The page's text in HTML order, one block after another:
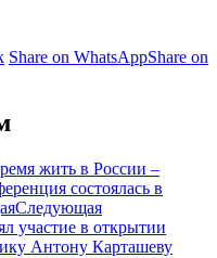
Share on WhatsAppShare on
жить в России –
состоялась в
Следующая
участие в открытии
Антону Карташеву